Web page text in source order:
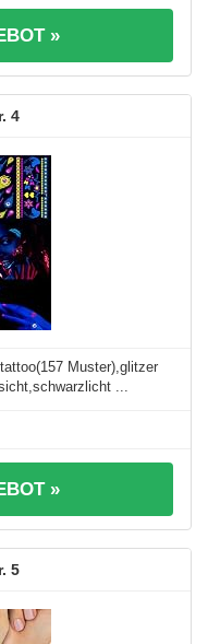
»
4
Muster),glitzer
...
»
5